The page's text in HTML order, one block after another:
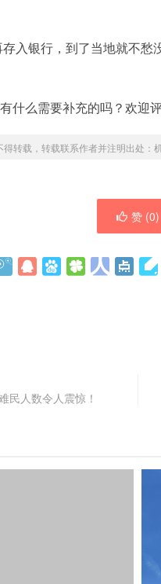
入银行，到了当地就不愁
什么需要补充的吗？欢迎
得转载，转载联系作者并注明出处：
赞 (0)
民人数令人震惊！